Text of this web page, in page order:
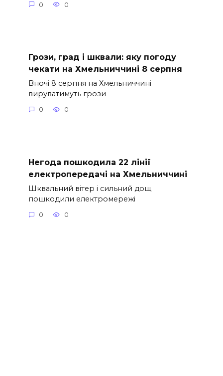
0 0
Грози, град і шквали: яку погоду
чекати на Хмельниччині 8 серпня
Вночі 8 серпня на Хмельниччині
вируватимуть грози
0 0
Негода пошкодила 22 лінії
електропередачі на Хмельниччині
Шквальний вітер і сильний дощ
пошкодили електромережі
0 0